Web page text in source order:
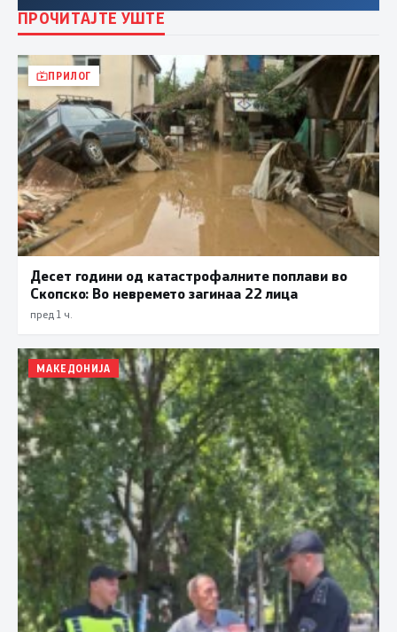
ПРОЧИТАЈТЕ УШТЕ
ПРИЛОГ
Десет години од катастрофалните поплави во
Скопско: Во невремето загинаа 22 лица
пред 1 ч.
МАКЕДОНИЈА